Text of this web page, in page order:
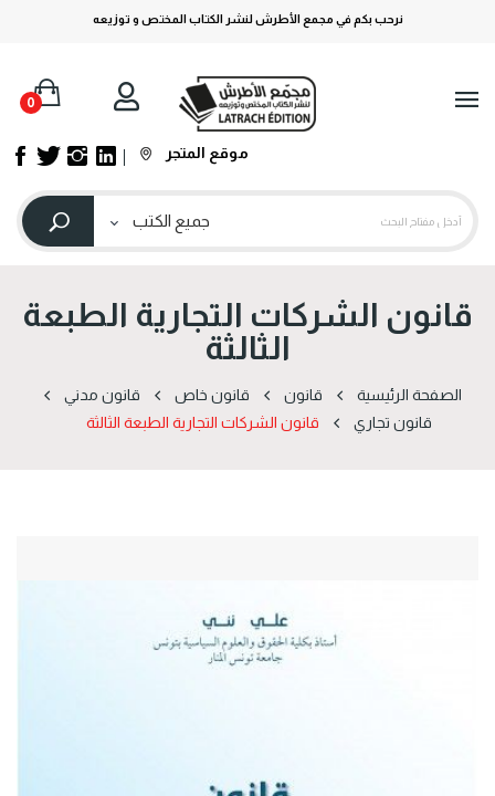
نرحب بكم في مجمع الأطرش لنشر الكتاب المختص و توزيعه
0
موقع المتجر
قانون الشركات التجارية الطبعة
الثالثة
الصفحة الرئيسية قانون قانون خاص
قانون مدني
قانون تجاري
قانون الشركات التجارية الطبعة الثالثة